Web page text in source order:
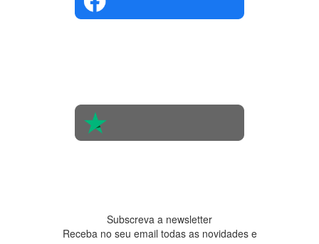
Subscreva a newsletter
Receba no seu email todas as novidades e